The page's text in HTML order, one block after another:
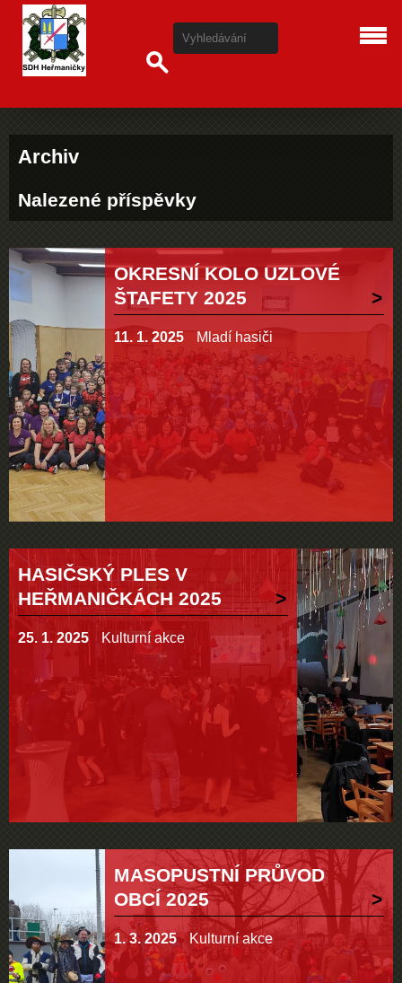
Archiv
Nalezené příspěvky
OKRESNÍ KOLO UZLOVÉ
ŠTAFETY 2025
11. 1. 2025 Mladí hasiči
HASIČSKÝ PLES V
HEŘMANIČKÁCH 2025
25. 1. 2025 Kulturní akce
MASOPUSTNÍ PRŮVOD
OBCÍ 2025
1. 3. 2025 Kulturní akce